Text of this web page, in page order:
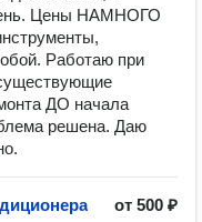
Цены НАМНОГО
Работаю при
ДО начала
решена. Даю
от 500 ₽